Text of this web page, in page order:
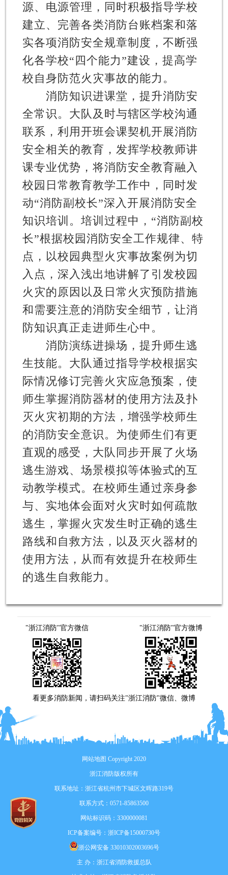
源、电源管理，同时积极指导学校
建立、完善各类消防台账档案和落
实各项消防安全规章制度，不断强
化各学校“四个能力”建设，提高学
校自身防范火灾事故的能力。
消防知识进课堂，提升消防安
全常识。大队及时与辖区学校沟通
联系，利用开班会课契机开展消防
安全相关的教育，发挥学校教师讲
课专业优势，将消防安全教育融入
校园日常教育教学工作中，同时发
动“消防副校长”深入开展消防安全
知识培训。培训过程中，“消防副校
长”根据校园消防安全工作规律、特
点，以校园典型火灾事故案例为切
入点，深入浅出地讲解了引发校园
火灾的原因以及日常火灾预防措施
和需要注意的消防安全细节，让消
防知识真正走进师生心中。
消防演练进操场，提升师生逃
生技能。大队通过指导学校根据实
际情况修订完善火灾应急预案，使
师生掌握消防器材的使用方法及扑
灭火灾初期的方法，增强学校师生
的消防安全意识。为使师生们有更
直观的感受，大队同步开展了火场
逃生游戏、场景模拟等体验式的互
动教学模式。在校师生通过亲身参
与、实地体会面对火灾时如何疏散
逃生，掌握火灾发生时正确的逃生
路线和自救方法，以及灭火器材的
使用方法，从而有效提升在校师生
的逃生自救能力。
"浙江消防"官方微信 "浙江消防"官方微博
看更多消防新闻，请扫码关注"浙江消防"微信、微博
网站地图 Copyright 2020
浙江消防版权所有
联系地址：浙江省杭州市下城区文晖路319号
联系方式：0571-85863500
网站标识码：3300000081
ICP备案编号： 浙ICP备15000730号
浙公网安备 33010302003696号
主 办：浙江省消防救援总队